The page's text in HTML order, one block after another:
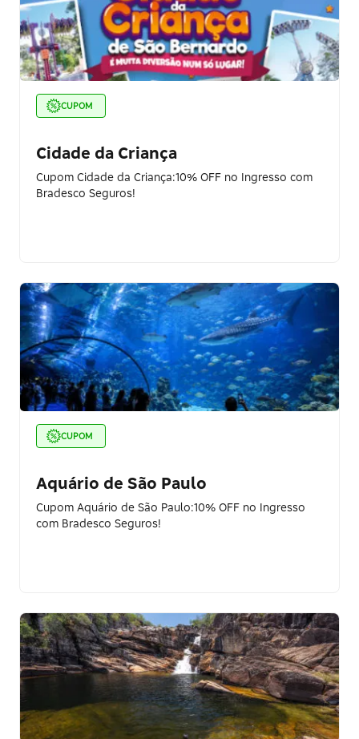
CUPOM
Cidade da Criança
Cupom Cidade da Criança:10% OFF no Ingresso com
Bradesco Seguros!
CUPOM
Aquário de São Paulo
Cupom Aquário de São Paulo:10% OFF no Ingresso
com Bradesco Seguros!